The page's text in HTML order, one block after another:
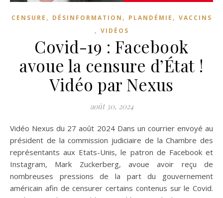
CENSURE , DÉSINFORMATION , PLANDÉMIE , VACCINS
, VIDÉOS
Covid-19 : Facebook
avoue la censure d’État !
Vidéo par Nexus
août 30, 2024
Vidéo Nexus du 27 août 2024 Dans un courrier envoyé au
président de la commission judiciaire de la Chambre des
représentants aux Etats-Unis, le patron de Facebook et
Instagram, Mark Zuckerberg, avoue avoir reçu de
nombreuses pressions de la part du gouvernement
américain afin de censurer certains contenus sur le Covid.